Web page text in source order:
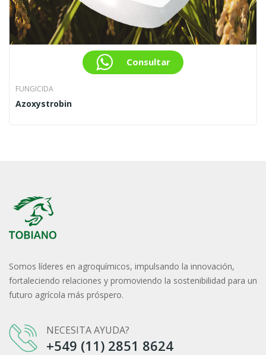
Consultar
FUNGICIDA
Azoxystrobin
Somos líderes en agroquímicos, impulsando la innovación,
fortaleciendo relaciones y promoviendo la sostenibilidad para un
futuro agrícola más próspero.
NECESITA AYUDA?
+549 (11) 2851 8624‬